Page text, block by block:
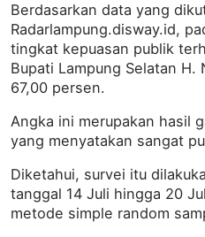
Berdasarkan data yang
Radarlampung.disway.id,
tingkat kepuasan publik
Bupati Lampung Selatan H.
67,00 persen.
Angka ini merupakan hasil
yang menyatakan sangat
Diketahui, survei itu
tanggal 14 Juli hingga 20
metode simple random